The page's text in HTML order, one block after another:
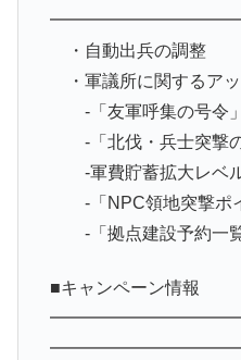
・自動出兵の調整
・軍議所に関するアッ
-「友軍呼集の号令
-「北伐・兵士突撃
-軍費貯蓄拡大レベ
-「NPC領地突撃ポ
-「拠点建設予約一
■キャンペーン情報